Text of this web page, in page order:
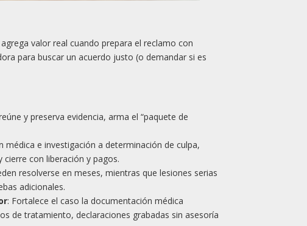
agrega valor real cuando prepara el reclamo con
para buscar un acuerdo justo (o demandar si es
y preserva evidencia, arma el “paquete de
médica e investigación a determinación de culpa,
con liberación y pagos.
resolverse en meses, mientras que lesiones serias
adicionales.
: Fortalece el caso la documentación médica
de tratamiento, declaraciones grabadas sin asesoría